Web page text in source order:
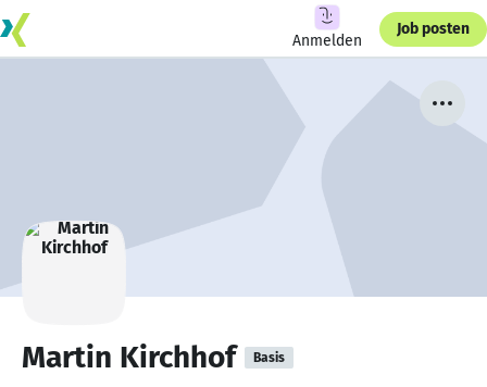
Anmelden
Job posten
Martin Kirchhof Basis